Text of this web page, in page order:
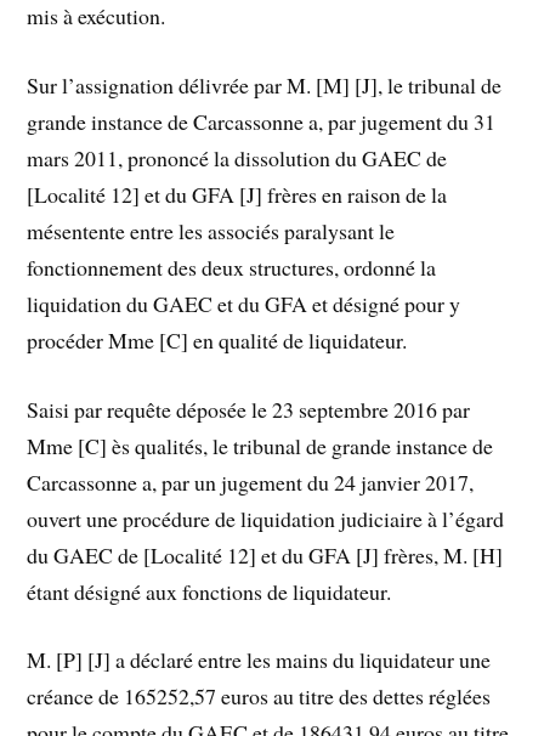
mis à exécution.
Sur l’assignation délivrée par M. [M] [J], le tribunal de
grande instance de Carcassonne a, par jugement du 31
mars 2011, prononcé la dissolution du GAEC de
[Localité 12] et du GFA [J] frères en raison de la
mésentente entre les associés paralysant le
fonctionnement des deux structures, ordonné la
liquidation du GAEC et du GFA et désigné pour y
procéder Mme [C] en qualité de liquidateur.
Saisi par requête déposée le 23 septembre 2016 par
Mme [C] ès qualités, le tribunal de grande instance de
Carcassonne a, par un jugement du 24 janvier 2017,
ouvert une procédure de liquidation judiciaire à l’égard
du GAEC de [Localité 12] et du GFA [J] frères, M. [H]
étant désigné aux fonctions de liquidateur.
M. [P] [J] a déclaré entre les mains du liquidateur une
créance de 165252,57 euros au titre des dettes réglées